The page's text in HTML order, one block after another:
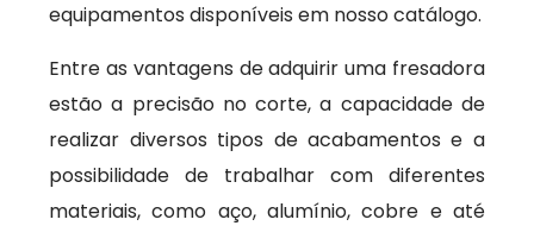
equipamentos disponíveis em nosso catálogo.
Entre as vantagens de adquirir uma fresadora
estão a precisão no corte, a capacidade de
realizar diversos tipos de acabamentos e a
possibilidade de trabalhar com diferentes
materiais, como aço, alumínio, cobre e até